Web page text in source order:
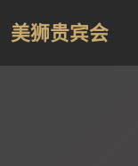
美狮贵宾会